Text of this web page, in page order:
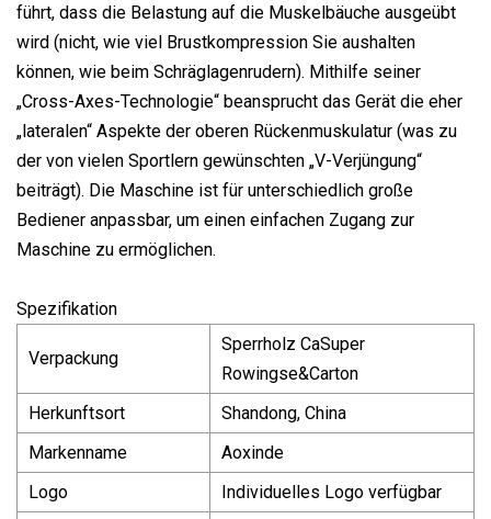
führt, dass die Belastung auf die Muskelbäuche ausgeübt
wird (nicht, wie viel Brustkompression Sie aushalten
können, wie beim Schräglagenrudern). Mithilfe seiner
„Cross-Axes-Technologie“ beansprucht das Gerät die eher
„lateralen“ Aspekte der oberen Rückenmuskulatur (was zu
der von vielen Sportlern gewünschten „V-Verjüngung“
beiträgt). Die Maschine ist für unterschiedlich große
Bediener anpassbar, um einen einfachen Zugang zur
Maschine zu ermöglichen.
Spezifikation
Verpackung
Sperrholz CaSuper
Rowingse&Carton
Herkunftsort
Shandong, China
Markenname
Aoxinde
Logo
Individuelles Logo verfügbar